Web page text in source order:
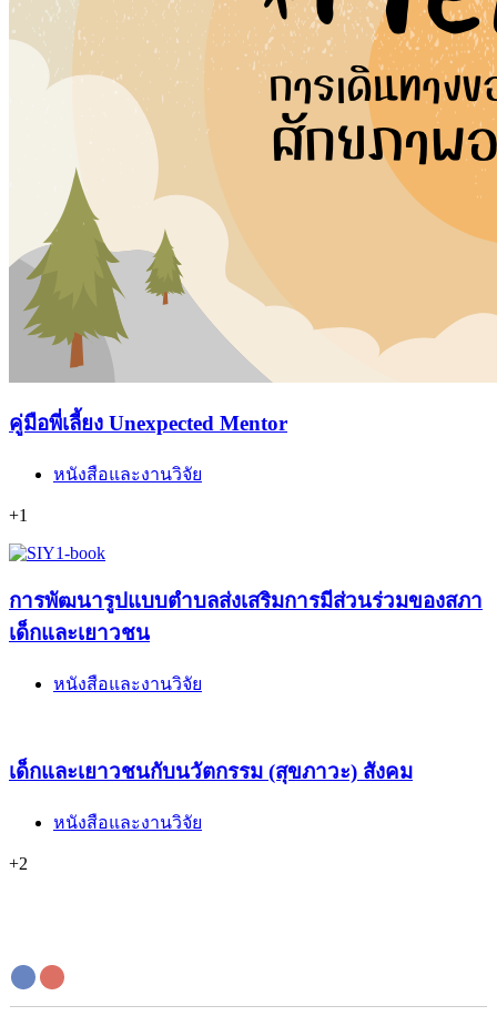
คู่มือพี่เลี้ยง Unexpected Mentor
หนังสือและงานวิจัย
+1
การพัฒนารูปแบบตำบลส่งเสริมการมีส่วนร่วมของสภา
เด็กและเยาวชน
หนังสือและงานวิจัย
เด็กและเยาวชนกับนวัตกรรม (สุขภาวะ) สังคม
หนังสือและงานวิจัย
+2